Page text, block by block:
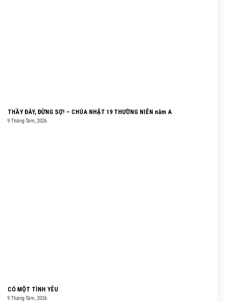
THẦY ĐÂY, ĐỪNG SỢ! – CHÚA NHẬT 19 THƯỜNG NIÊN năm A
9 Tháng Tám, 2026
CÓ MỘT TÌNH YÊU
9 Tháng Tám, 2026